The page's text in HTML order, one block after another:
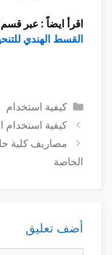
اقرأ ايضاً : عبر
القسط الهندي
التصنيفات
كيفية استخدام
كيفية استخدام
مصاريف كلية
الخاصة
أضف تعليق